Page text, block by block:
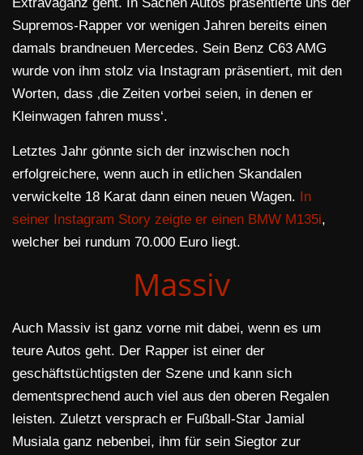
Supremos-Rapper vor wenigen Jahren bereits einen
damals brandneuen Mercedes. Sein Benz C63 AMG
wurde von ihm stolz via Instagram präsentiert, mit den
Worten, dass ‚die Zeiten vorbei seien, in denen er
Kleinwagen fahren muss‘.
Letztes Jahr gönnte sich der inzwischen noch
erfolgreichere, wenn auch in etlichen Skandalen
verwickelte 18 Karat dann einen neuen Wagen.
In
seiner Instagram Story zeigte er einen BMW M135i,
welcher bei rundum 70.000 Euro liegt.
Massiv
Auch Massiv ist ganz vorne mit dabei, wenn es um
teure Autos geht. Der Rapper ist einer der
geschäftstüchtigsten der Szene und kann sich
dementsprechend auch viel aus den oberen Regalen
leisten. Zuletzt versprach er Fußball-Star Jamial
Musiala ganz nebenbei, ihm für sein Siegtor zur